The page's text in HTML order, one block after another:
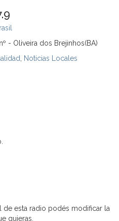
- Oliveira dos Brejinhos(BA)
Noticias Locales
de esta radio podés modificar la
quieras.